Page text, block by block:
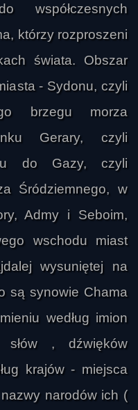
współczesnych
którzy rozproszeni
świata. Obszar
- Sydonu, czyli
brzegu morza
Gerary, czyli
do Gazy, czyli
Śródziemnego, w
Admy i Seboim,
wschodu miast
wysuniętej na
są synowie Chama
według imion
, dźwięków
krajów - miejsca
narodów ich (